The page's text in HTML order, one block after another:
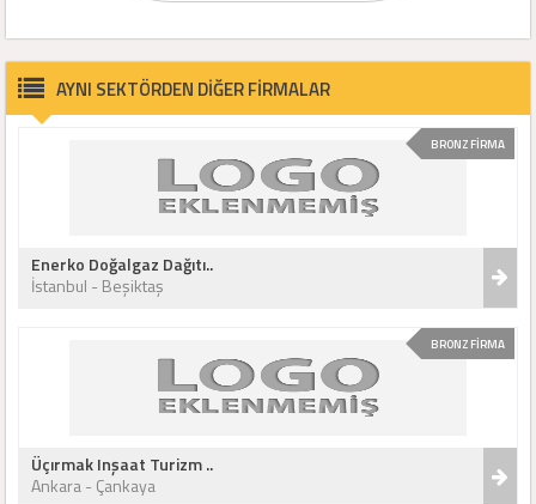
AYNI SEKTÖRDEN DİĞER FİRMALAR
BRONZ FİRMA
Enerko Doğalgaz Dağıtı..
İstanbul - Beşiktaş
BRONZ FİRMA
Üçırmak Inşaat Turizm ..
Ankara - Çankaya